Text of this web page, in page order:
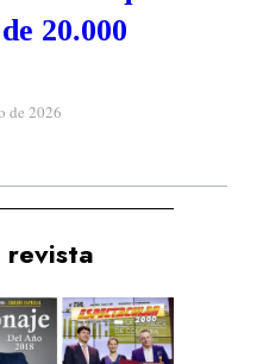
20.000
de 2026
revista